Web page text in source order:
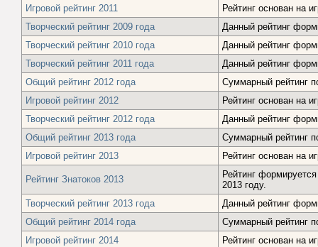
Игровой рейтинг 2011
Рейтинг основан на
Творческий рейтинг 2009 года
Данный рейтинг
Творческий рейтинг 2010 года
Данный рейтинг
Творческий рейтинг 2011 года
Данный рейтинг
Общий рейтинг 2012 года
Суммарный рейтинг
Игровой рейтинг 2012
Рейтинг основан на
Творческий рейтинг 2012 года
Данный рейтинг
Общий рейтинг 2013 года
Суммарный рейтинг
Игровой рейтинг 2013
Рейтинг основан на
Рейтинг Знатоков 2013
Рейтинг
2013 году.
Творческий рейтинг 2013 года
Данный рейтинг
Общий рейтинг 2014 года
Суммарный рейтинг
Игровой рейтинг 2014
Рейтинг основан на